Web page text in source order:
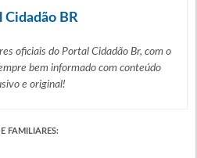
Cidadão BR
oficiais do Portal Cidadão Br, com o
bem informado comconteúdo
e original!
FAMILIARES: